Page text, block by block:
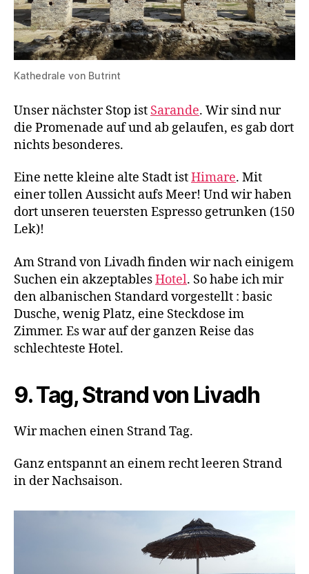
Kathedrale von Butrint
Unser nächster Stop ist Sarande. Wir sind nur
die Promenade auf und ab gelaufen, es gab dort
nichts besonderes.
Eine nette kleine alte Stadt istHimare. Mit
einer tollen Aussicht aufs Meer! Und wir haben
dort unseren teuersten Espresso getrunken (150
Lek)!
Am Strand von Livadh finden wir nach einigem
Suchen ein akzeptablesHotel. So habe ich mir
den albanischen Standard vorgestellt : basic
Dusche, wenig Platz, eine Steckdose im
Zimmer. Es war auf der ganzen Reise das
schlechteste Hotel.
9. Tag, Strand von Livadh
Wir machen einen Strand Tag.
Ganz entspannt an einem recht leeren Strand
in der Nachsaison.